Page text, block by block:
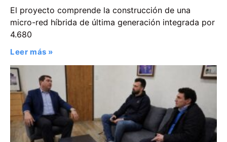
El proyecto comprende la construcción de una
micro-red híbrida de última generación integrada por
4.680
Leer más »